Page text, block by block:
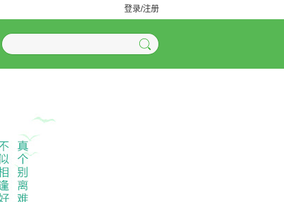
登录/注册